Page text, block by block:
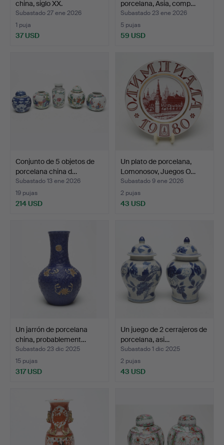
china, siglo XX.
Subastado 27 ene 2026
1 puja
37 USD
porcelana, Asia, comp…
Subastado 23 ene 2026
5 pujas
59 USD
Conjunto de 5 objetos de
porcelana china d…
Subastado 13 ene 2026
19 pujas
214 USD
Un plato de porcelana,
Lomonosov, Juegos O…
Subastado 9 ene 2026
2 pujas
43 USD
Un jarrón de porcelana
china, probablement…
Subastado 23 dic 2025
15 pujas
317 USD
Un juego de 2 cerrajeros de
porcelana, asi…
Subastado 1 dic 2025
2 pujas
43 USD